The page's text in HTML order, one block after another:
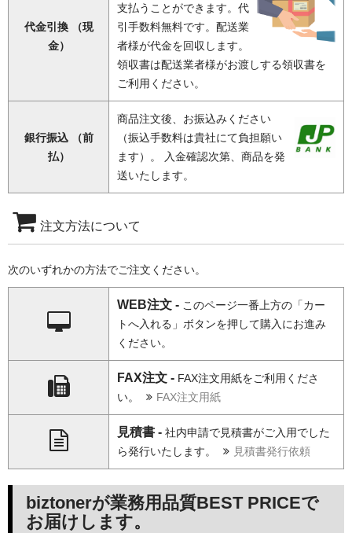
代金引換 （現
金）
支払うことができます。代
引手数料無料です。配送業
者様が代金を回収します。
領収書は配送業者様がお渡しする領収書を
ご利用ください。
銀行振込 （前
払）
商品注文後、お振込みください
（振込手数料は貴社にて負担願い
ます）。 入金確認次第、商品を発
送いたします。
注文方法について
次のいずれかの方法でご注文ください。
WEB注文 - このページ一番上方の「カー
トへ入れる」ボタンを押して購入にお進み
ください。
FAX注文 - FAX注文用紙をご利用くださ
い。
FAX注文用紙
見積書 - 社内申請で見積書がご入用でした
ら発行いたします。
見積書発行依頼
biztonerが業務用品質BEST PRICEで
お届けします。